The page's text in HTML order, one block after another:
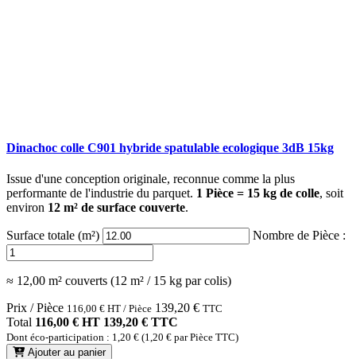
Dinachoc colle C901 hybride spatulable ecologique 3dB 15kg
Issue d'une conception originale, reconnue comme la plus
performante de l'industrie du parquet. 1 Pièce = 15 kg de colle, soit
environ 12 m² de surface couverte.
Surface totale (m²) Nombre de Pièce :
≈ 12,00 m² couverts (12 m² / 15 kg par colis)
Prix / Pièce 116,00 € HT / Pièce 139,20 € TTC
Total 116,00 € HT 139,20 € TTC
Dont éco-participation : 1,20 € (1,20 € par Pièce TTC)
Ajouter au panier